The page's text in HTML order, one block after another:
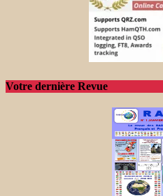
Votre dernière Revue